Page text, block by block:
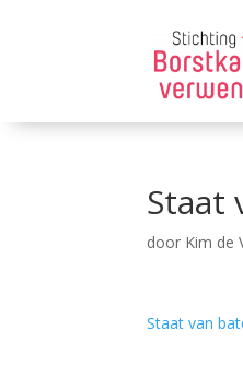
Staat
door Kim de
Staat van